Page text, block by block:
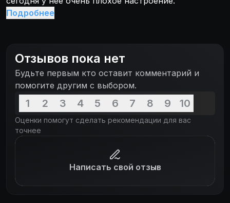
Подробнее
Отзывов пока нет
Будьте первым кто оставит комментарий и
помогите другим с выбором.
1 2 3 4 5 6 7 8 9 10
Оценки помогут сделать рекомендации для вас
точнее
Написать свой отзыв